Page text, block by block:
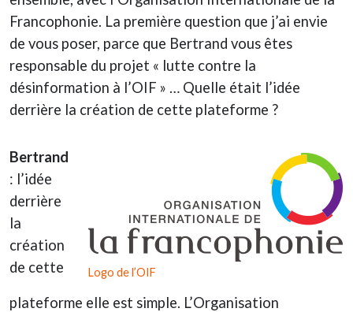
Francophonie. La première question que j’ai envie
de vous poser, parce que Bertrand vous êtes
responsable du projet « lutte contre la
désinformation à l’OIF » … Quelle était l’idée
derrière la création de cette plateforme ?
Logo de l’OIF
Bertrand
: l’idée
derrière
la
création
de cette
plateforme elle est simple. L’Organisation